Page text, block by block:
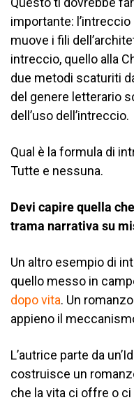
importante:
muove i fili
intreccio, quello alla
due metodi scaturiti
del genere letterario
dell’uso dell’intreccio.
Qual è la formula di
Tutte e nessuna.
Devi capire quella
trama narrativa su
Un altro esempio di
quello messo in
dopo vita. Un
appieno il
L’autrice parte da
costruisce un
che la vita ci offre o